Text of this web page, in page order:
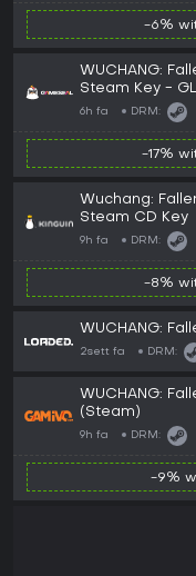
-6%
WUCHANG:
Steam Key -
6h fa DRM:
-17%
Wuchang:
Steam CD Key
9h fa DRM:
-8%
WUCHANG:
2sett fa DRM:
WUCHANG:
(Steam)
9h fa DRM:
-9%